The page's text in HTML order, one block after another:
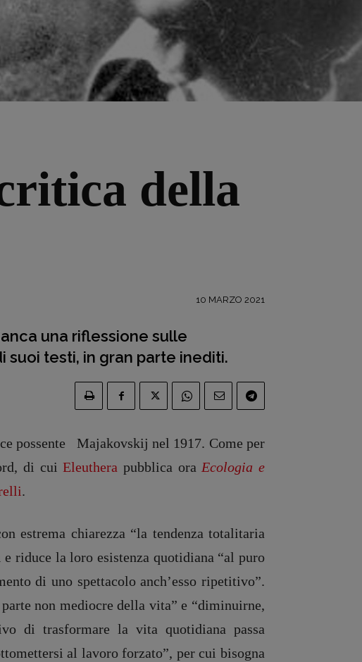
della
10 MARZO 2021
una riflessione sulle
suoi testi, in gran parte inediti.
possente Majakovskij nel 1917. Come per
di cuiEleuthera pubblica ora Ecologia e
.
estrema chiarezza “la tendenza totalitaria
riduce la loro esistenza quotidiana “al puro
di uno spettacolo anch’esso ripetitivo”.
non mediocre della vita” e “diminuirne,
di trasformare la vita quotidiana passa
al lavoro forzato”, per cui bisogna